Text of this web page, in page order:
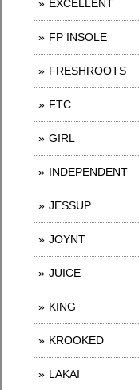
EXCELLENT
FP INSOLE
FRESHROOTS
FTC
GIRL
INDEPENDENT
JESSUP
JOYNT
JUICE
KING
KROOKED
LAKAI